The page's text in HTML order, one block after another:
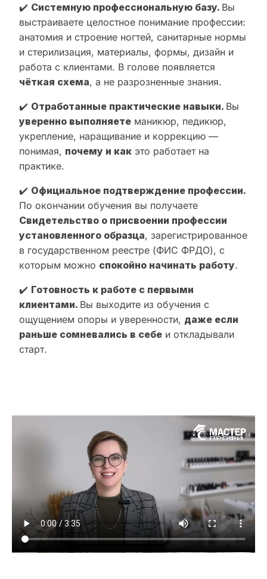
✔️ Системную профессиональную базу. Вы
выстраиваете целостное понимание профессии:
анатомия и строение ногтей, санитарные нормы
и стерилизация, материалы, формы, дизайн и
работа с клиентами. В голове появляется
чёткая схема, а не разрозненные знания.
✔️ Отработанные практические навыки. Вы
уверенно выполняете маникюр, педикюр,
укрепление, наращивание и коррекцию —
понимая, почему и как это работает на
практике.
✔️ Официальное подтверждение профессии.
По окончании обучения вы получаете
Свидетельство о присвоении профессии
установленного образца, зарегистрированное
в государственном реестре (ФИС ФРДО), с
которым можно спокойно начинать работу.
✔️ Готовность к работе с первыми
клиентами. Вы выходите из обучения с
ощущением опоры и уверенности, даже если
раньше сомневались в себе и откладывали
старт.